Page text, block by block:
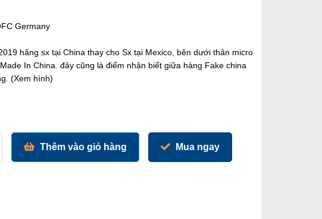
Germany
hãng sx tại China thay cho Sx tại Mexico, bên dưới thân micro
In China. đây cũng là điểm nhận biết giữa hàng Fake china
(Xem hình)
Thêm vào giỏ hàng Mua ngay